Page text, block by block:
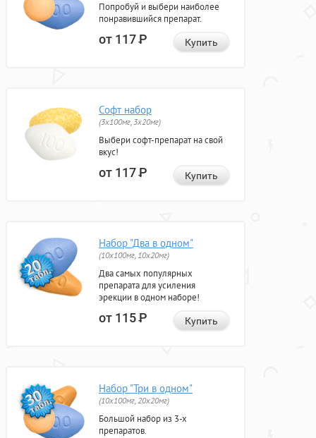
Попробуй и выбери наиболее
понравившийся препарат.
от 117Р Купить
Софт набор
(3x100мг, 3x20мг)
Выбери софт-препарат на свой
вкус!
от 117Р Купить
Набор "Два в одном"
(10x100мг, 10x20мг)
Два самых популярных
препарата для усиления
эрекции в одном наборе!
от 115Р Купить
Набор "Три в одном"
(10x100мг, 20x20мг)
Большой набор из 3-х
препаратов.